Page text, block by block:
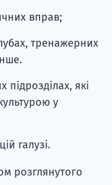
вправ;
тренажерних
підрозділах, які
у
галузі.
розглянутого